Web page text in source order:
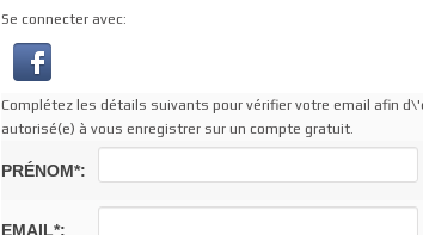
Se connecter avec:
Complétez les détails suivants pour vérifier votre email afin
autorisé(e) à vous enregistrer sur un compte gratuit.
PRÉNOM*:
EMAIL*: